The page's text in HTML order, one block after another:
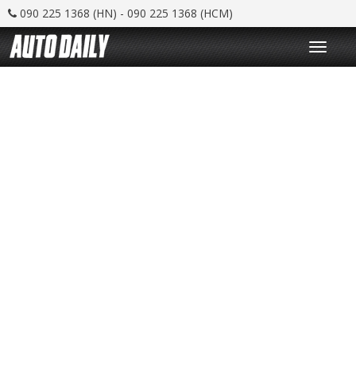
090 225 1368 (HN) - 090 225 1368 (HCM)
T
o
g